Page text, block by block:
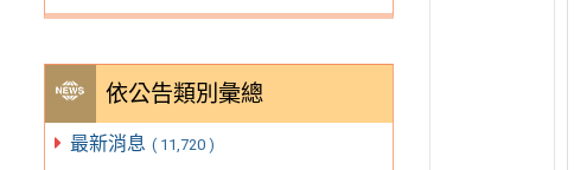
依公告類別彙總
最新消息 ( 11,720 )